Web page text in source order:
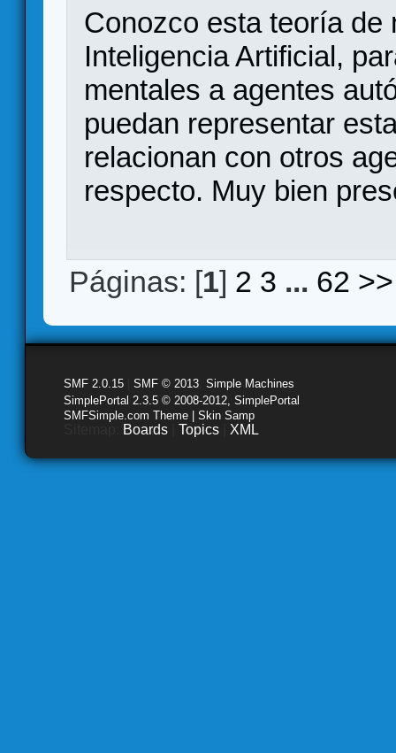
Conozco esta teoría de
Inteligencia Artificial,
mentales a agentes
puedan representar
relacionan con otros
respecto. Muy bien
Páginas: [1] 2 3 ... 62 >>
SMF 2.0.15 SMF © 2013 Simple Machines
SimplePortal 2.3.5 © 2008-2012, SimplePortal
SMFSimple.com Theme | Skin Samp
Boards Topics XML